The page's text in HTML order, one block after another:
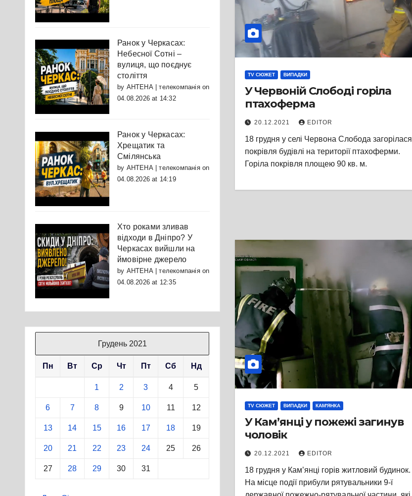
Ранок у Черкасах:
Небесної Сотні –
вулиця, що поєднує
століття
by АНТЕНА | телекомпаніяon
04.08.2026 at 14:32
Ранок у Черкасах:
Хрещатик та
Смілянська
by АНТЕНА | телекомпаніяon
04.08.2026 at 14:19
Хто роками зливав
відходи в Дніпро? У
Черкасах вийшли на
ймовірне джерело
by АНТЕНА | телекомпаніяon
04.08.2026 at 12:35
Грудень 2021
Пн Вт Ср Чт Пт Сб Нд
1 2 3 4 5
6 7 8 9 10 11 12
13 14 15 16 17 18 19
20 21 22 23 24 25 26
27 28 29 30 31
TV СЮЖЕТ ВИПАДКИ
У Червоній Слободі горіла
птахоферма
20.12.2021 EDITOR
18 грудня у селі Червона Слобода загорілася
покрівля будівлі на території птахоферми.
Горіла покрівля площею 90 кв. м.
TV СЮЖЕТ ВИПАДКИ КАМ'ЯНКА
У Кам’янці у пожежі загинув
чоловік
20.12.2021 EDITOR
18 грудня у Кам’янці горів житловий будинок.
На місце події прибули рятувальники 9-ї